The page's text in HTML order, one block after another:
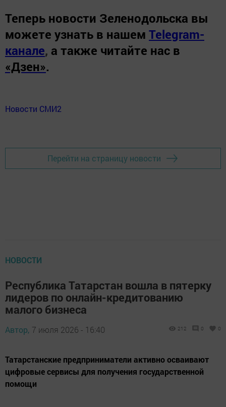
Теперь новости Зеленодольска вы
можете узнать в нашем Telegram-
канале, а также читайте нас в
«Дзен».
Новости СМИ2
Перейти на страницу новости
НОВОСТИ
Республика Татарстан вошла в пятерку
лидеров по онлайн-кредитованию
малого бизнеса
Автор, 7 июля 2026 - 16:40 212 0 0
Татарстанские предприниматели активно осваивают
цифровые сервисы для получения государственной
помощи